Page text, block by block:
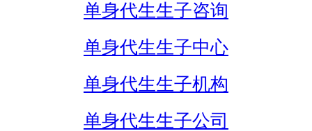
单身代生生子咨询
单身代生生子中心
单身代生生子机构
单身代生生子公司